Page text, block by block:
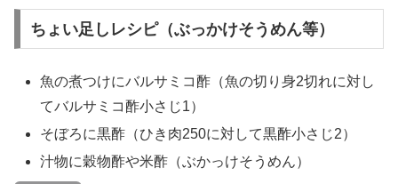
ちょい足しレシピ（ぶっかけそうめん等）
魚の煮つけにバルサミコ酢（魚の切り身2切れに対し
てバルサミコ酢小さじ1）
そぼろに黒酢（ひき肉250に対して黒酢小さじ2）
汁物に穀物酢や米酢（ぶかっけそうめん）